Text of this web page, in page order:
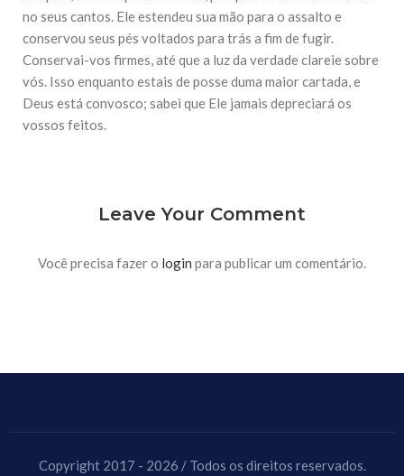
República Islâmica do Irã
Brasil recebeu em sua sede, em São Paulo, o ex-ministro das
Relações Exteriores da República Islâmica do Irã, Sr. Kamal
no seus cantos. Ele estendeu sua mão para o assalto e
conservou seus pés voltados para trás a fim de fugir.
Conservai-vos firmes, até que a luz da verdade clareie sobre
vós. Isso enquanto estais de posse duma maior cartada, e
Deus está convosco; sabei que Ele jamais depreciará os
vossos feitos.
Leave Your Comment
Você precisa fazer o login para publicar um comentário.
Copyright 2017 - 2026 / Todos os direitos reservados.